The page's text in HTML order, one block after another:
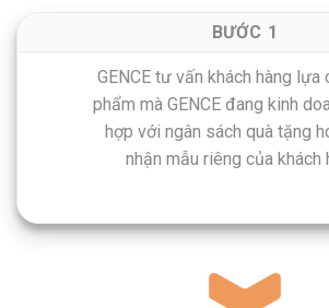
BƯỚC 1
GENCE tư vấn khách hàng lựa
phẩm mà GENCE đang kinh
hợp với ngân sách quà tặng
nhận mẫu riêng của khách